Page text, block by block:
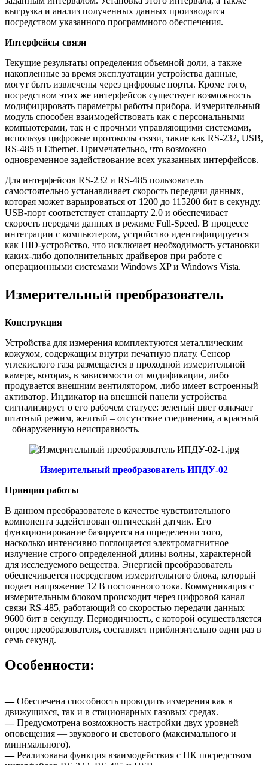
выгрузка и анализ полученных данных производятся
посредством указанного программного обеспечения.
Интерфейсы связи
Текущие результаты определения объемной доли, а также
накопленные за время эксплуатации устройства данные,
могут быть извлечены через цифровые порты. Кроме того,
посредством этих же интерфейсов существует возможность
модифицировать параметры работы прибора. Измерительный
модуль способен взаимодействовать как с персональными
компьютерами, так и с прочими управляющими системами,
используя цифровые протоколы связи, такие как RS-232, USB,
RS-485 и Ethernet. Примечательно, что возможно
одновременное задействование всех указанных интерфейсов.
Для интерфейсов RS-232 и RS-485 пользователь
самостоятельно устанавливает скорость передачи данных,
которая может варьироваться от 1200 до 115200 бит в секунду.
USB-порт соответствует стандарту 2.0 и обеспечивает
скорость передачи данных в режиме Full-Speed. В процессе
интеграции с компьютером, устройство идентифицируется
как HID-устройство, что исключает необходимость установки
каких-либо дополнительных драйверов при работе с
операционными системами Windows XP и Windows Vista.
Измерительный преобразователь
Конструкция
Устройства для измерения комплектуются металлическим
кожухом, содержащим внутри печатную плату. Сенсор
углекислого газа размещается в проходной измерительной
камере, которая, в зависимости от модификации, либо
продувается внешним вентилятором, либо имеет встроенный
активатор. Индикатор на внешней панели устройства
сигнализирует о его рабочем статусе: зеленый цвет означает
штатный режим, желтый – отсутствие соединения, а красный
– обнаруженную неисправность.
Измерительный преобразователь ИПДУ-02
Принцип работы
В данном преобразователе в качестве чувствительного
компонента задействован оптический датчик. Его
функционирование базируется на определении того,
насколько интенсивно поглощается электромагнитное
излучение строго определенной длины волны, характерной
для исследуемого вещества. Энергией преобразователь
обеспечивается посредством измерительного блока, который
подает напряжение 12 В постоянного тока. Коммуникация с
измерительным блоком происходит через цифровой канал
связи RS-485, работающий со скоростью передачи данных
9600 бит в секунду. Периодичность, с которой осуществляется
опрос преобразователя, составляет приблизительно один раз в
семь секунд.
Особенности:
—Обеспечена способность проводить измерения как в
движущихся, так и в стационарных газовых средах.
—Предусмотрена возможность настройки двух уровней
оповещения — звукового и светового (максимального и
минимального).
—Реализована функция взаимодействия с ПК посредством